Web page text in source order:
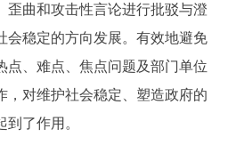
歪曲和攻击性言论进行批驳与澄
会稳定的方向发展。有效地避免
点、难点、焦点问题及部门单位
，对维护社会稳定、塑造政府的
了作用。